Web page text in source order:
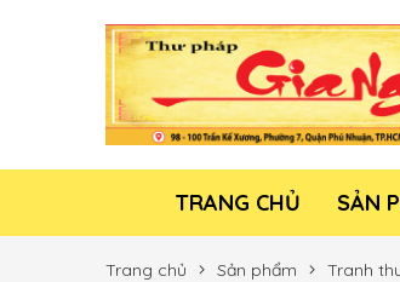
TRANG CHỦ SẢN
Trang chủ Sản phẩm Tranh